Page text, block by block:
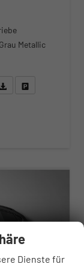
Metallic
Sie an
Fahrzeugexposé (PDF)
Dienste für